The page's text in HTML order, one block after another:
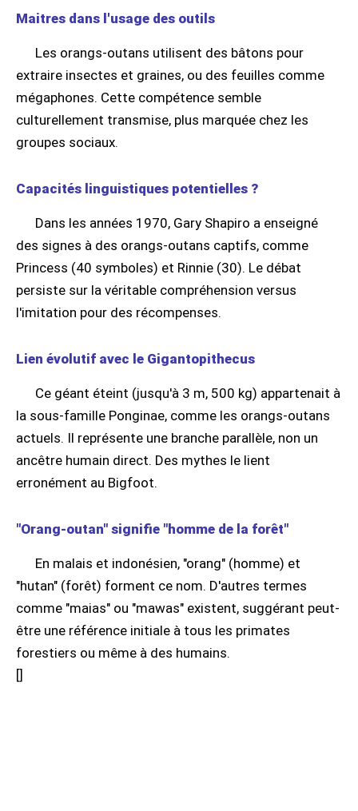
Maitres dans l'usage des outils
Les orangs-outans utilisent des bâtons pour
extraire insectes et graines, ou des feuilles comme
mégaphones. Cette compétence semble
culturellement transmise, plus marquée chez les
groupes sociaux.
Capacités linguistiques potentielles ?
Dans les années 1970, Gary Shapiro a enseigné
des signes à des orangs-outans captifs, comme
Princess (40 symboles) et Rinnie (30). Le débat
persiste sur la véritable compréhension versus
l'imitation pour des récompenses.
Lien évolutif avec le Gigantopithecus
Ce géant éteint (jusqu'à 3 m, 500 kg) appartenait à
la sous-famille Ponginae, comme les orangs-outans
actuels. Il représente une branche parallèle, non un
ancêtre humain direct. Des mythes le lient
erronément au Bigfoot.
"Orang-outan" signifie "homme de la forêt"
En malais et indonésien, "orang" (homme) et
"hutan" (forêt) forment ce nom. D'autres termes
comme "maias" ou "mawas" existent, suggérant peut-
être une référence initiale à tous les primates
forestiers ou même à des humains.
[]